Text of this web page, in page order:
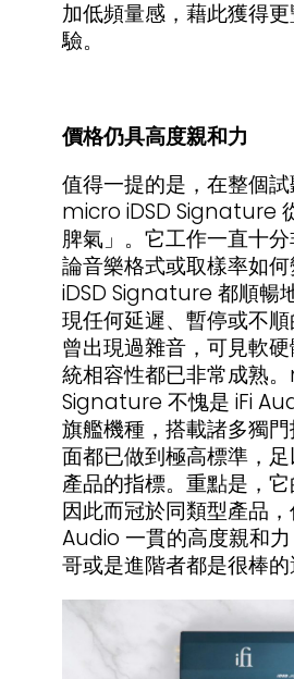
加低頻量感，藉此獲得
驗。
價格仍具高度親和力
值得一提的是，在整個試
micro iDSD Signature
脾氣」。它工作一直十
論音樂格式或取樣率如
iDSD Signature 都順暢
現任何延遲、暫停或不
曾出現過雜音，可見軟
統相容性都已非常成熟
Signature 不愧是 iFi
旗艦機種，搭載諸多獨
面都已做到極高標準，
產品的指標。重點是，
因此而冠於同類型產品，
Audio 一貫的高度親和
哥或是進階者都是很棒的